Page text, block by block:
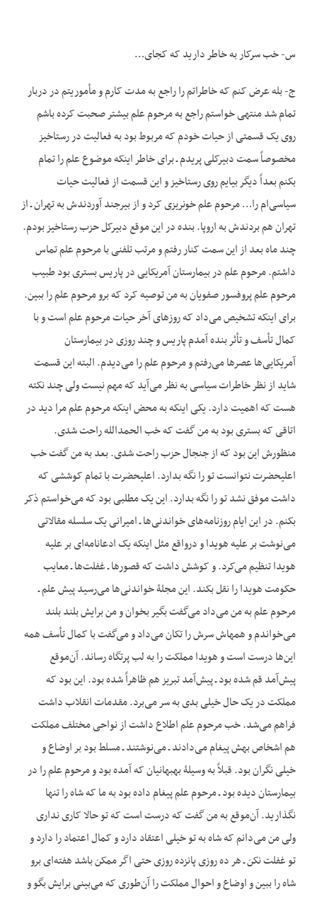
س- خب سرکار به خاطر دارید که کجای…
ج- بله عرض کنم که خاطراتم را راجع به مدت کارم و مأموریتم در دربار
تمام شد منتهی خواستم راجع به مرحوم علم بیشتر صحبت کرده باشم
روی یک قسمتی از حیات خودم که مربوط بود به فعالیت در رستاخیز
مخصوصاً سمت دبیرکلی پریدم ـ برای خاطر این‏که موضوع علم را تمام
بکنم بعداً دیگر بیایم روی رستاخیز و این قسمت از فعالیت حیات
سیاسی‌ام را… مرحوم علم خونریزی کرد و از بیرجند آوردندش به تهران ـ از
تهران هم بردندش به اروپا. بنده در این موقع دبیرکل حزب رستاخیز بودم.
چند ماه بعد از این سمت کنار رفتم و مرتب تلفنی با مرحوم علم تماس
داشتم. مرحوم علم در بیمارستان آمریکایی در پاریس بستری بود طبیب
مرحوم علم پروفسور صفویان به من توصیه کرد که برو مرحوم علم را ببین.
برای این‏که تشخیص می‌داد که روزهای آخر حیات مرحوم علم است و با
کمال تأسف و تأثر بنده آمدم پاریس و چند روزی در بیمارستان
آمریکایی‌ها عصرها می‌رفتم و مرحوم علم را می‌دیدم. البته این قسمت
شاید از نظر خاطرات سیاسی به نظر می‌آید که مهم نیست ولی چند نکته
هست که اهمیت دارد. یکی این‏که به محض این‏که مرحوم علم مرا دید در
اتاقی که بستری بود به من گفت که خب الحمدالله راحت شدی.
منظورش این بود که از جنجال حزب راحت شدی. بعد به من گفت خب
اعلی‏حضرت نتوانست تو را نگه بدارد. اعلی‏حضرت با تمام کوششی که
داشت موفق نشد تو را نگه بدارد. این یک مطلبی بود که می‌خواستم ذکر
بکنم. در این ایام روزنامه‌های خواندنی‌ها ـ امیرانی یک سلسله مقالاتی
می‌نوشت بر علیه هویدا و درواقع مثل این‏که یک ادعانامه‌ای بر علیه
هویدا تنظیم می‌کرد. و کوشش داشت که قصورها ـ غفلت‌ها ـ معایب
حکومت هویدا را نقل بکند. این مجلۀ خواندنی‌ها می‌رسید پیش علم ـ
مرحوم علم به من می‌داد می‌گفت بگیر بخوان و من برایش بلند بلند
می‌خواندم و همه‏اش سرش را تکان می‌داد و می‌گفت با کمال تأسف همه
این‌ها درست است و هویدا مملکت را به لب پرتگاه رساند. آن‌موقع
پیش‌آمد قم شده بود ـ پیش‌آمد تبریز هم ظاهراً شده بود. این بود که
مملکت در یک حال خیلی بدی به سر می‌برد. مقدمات انقلاب داشت
فراهم می‌شد. خب مرحوم علم اطلاع داشت از نواحی مختلف مملکت
هم اشخاص بهش پیغام می‌دادند ـ می‌نوشتند ـ مسلط بود بر اوضاع و
خیلی نگران بود. قبلاً به وسیلۀ بهبهانیان که آمده بود و مرحوم علم را در
بیمارستان دیده بود ـ مرحوم علم پیغام داده بود به ما که شاه را تنها
نگذارید. آن‌موقع به من گفت که درست است که تو حالا کاری نداری
ولی من می‌دانم که شاه به تو خیلی اعتقاد دارد و کمال اعتماد را دارد و
تو غفلت نکن ـ هر ده روزی پانزده روزی حتی اگر ممکن باشد هفته‌ای برو
شاه را ببین و اوضاع و احوال مملکت را آن‌طوری که می‌بینی برایش بگو و